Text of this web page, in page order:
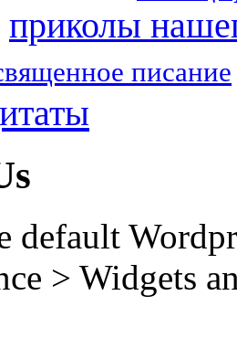
приколы
писание
default
> Widgets